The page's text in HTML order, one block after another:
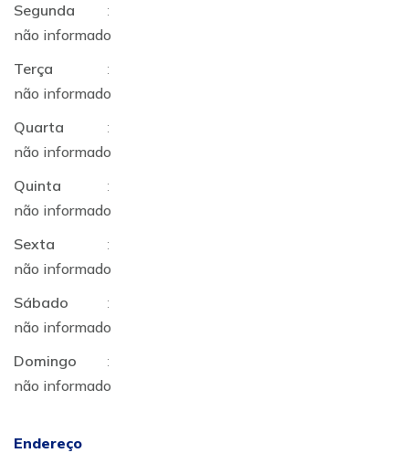
Segunda
:
não informado
Terça
:
não informado
Quarta
:
não informado
Quinta
:
não informado
Sexta
:
não informado
Sábado
:
não informado
Domingo
:
não informado
Endereço